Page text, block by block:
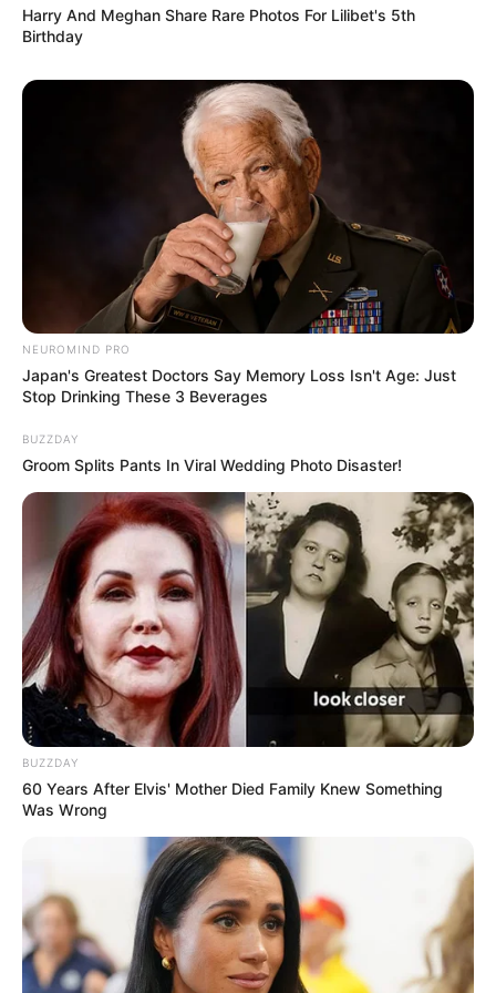
Serem! 9 Chat Ojek Online &
Merinding
Bikin Ngakak, 10 Potret
Cosplay Murah Pakai Bahan
Seadanya
Anti Mainstream, 10 Cara
Membawa Barang Belanjaan
Versi Warga Thailand
Harry And Meghan Share Rare Photos For Lilibet's 5th
Birthday
NEUROMIND PRO
Japan's Greatest Doctors Say Memory Loss Isn't Age: Just
Stop Drinking These 3 Beverages
BUZZDAY
Groom Splits Pants In Viral Wedding Photo Disaster!
BUZZDAY
60 Years After Elvis' Mother Died Family Knew Something
Was Wrong